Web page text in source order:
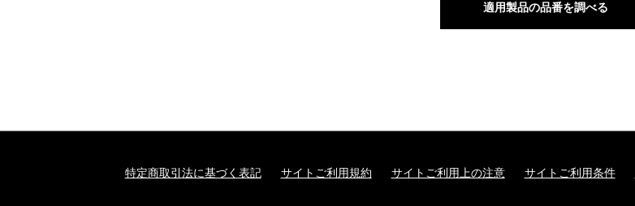
適用製品の品番を調べる
特定商取引法に基づく表記 サイトご利用規約 サイトご利用上の注意 サイトご利用条件